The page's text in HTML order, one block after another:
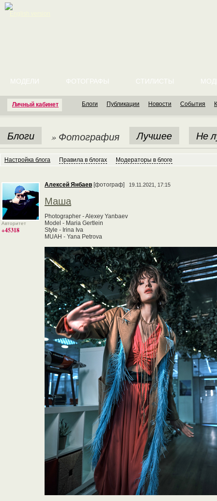
Личный кабинет
МОДЕЛИ ФОТОГРАФЫ СТИЛИСТЫ
Блоги Публикации Новости События
Блоги » Фотография Лучшее Не
Настройка блога Правила в блогах Модераторы в блоге
Авторитет
+45318
Алексей Янбаев [фотограф] 19.11.2021, 17:15
Маша
Photographer - Alexey Yanbaev
Model - Maria Gertlein
Style - Irina Iva
MUAH - Yana Petrova